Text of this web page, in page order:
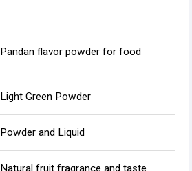
Pandan flavor powder for food
Light Green Powder
Powder and Liquid
Natural fruit fragrance and taste